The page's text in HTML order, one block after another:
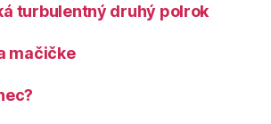
turbulentný druhý polrok
mačičke